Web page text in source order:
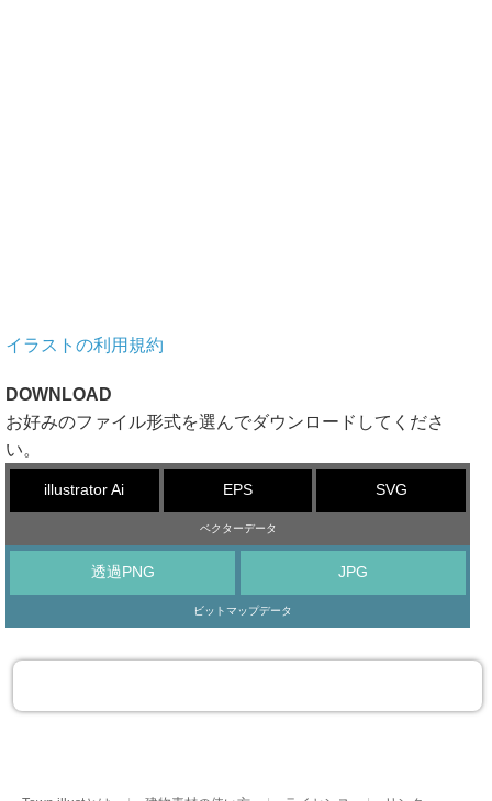
イラストの利用規約
DOWNLOAD
お好みのファイル形式を選んでダウンロードしてくださ
い。
illustrator Ai EPS SVG
ベクターデータ
透過PNG JPG
ビットマップデータ